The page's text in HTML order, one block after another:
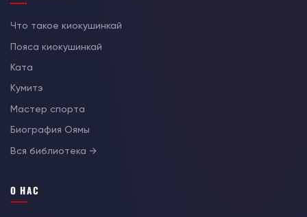
Что такое киокушинкай
Пояса киокушинкай
Ката
Кумитэ
Мастер спорта
Биография Оямы
Вся библиотека →
О НАС